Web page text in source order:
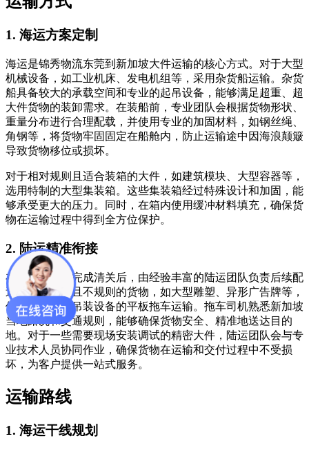
1. 海运方案定制
海运是锦秀物流东莞到新加坡大件运输的核心方式。对于大型
机械设备，如工业机床、发电机组等，采用杂货船运输。杂货
船具备较大的承载空间和专业的起吊设备，能够满足超重、超
大件货物的装卸需求。在装船前，专业团队会根据货物形状、
重量分布进行合理配载，并使用专业的加固材料，如钢丝绳、
角钢等，将货物牢固固定在船舱内，防止运输途中因海浪颠簸
导致货物移位或损坏。
对于相对规则且适合装箱的大件，如建筑模块、大型容器等，
选用特制的大型集装箱。这些集装箱经过特殊设计和加固，能
够承受更大的压力。同时，在箱内使用缓冲材料填充，确保货
物在运输过程中得到全方位保护。
2. 陆运精准衔接
在新加坡港口完成清关后，由经验丰富的陆运团队负责后续配
送。针对大型且不规则的货物，如大型雕塑、异形广告牌等，
使用配备专业吊装设备的平板拖车运输。拖车司机熟悉新加坡
当地路况和交通规则，能够确保货物安全、精准地送达目的
地。对于一些需要现场安装调试的精密大件，陆运团队会与专
业技术人员协同作业，确保货物在运输和交付过程中不受损
坏，为客户提供一站式服务。
运输路线
1. 海运干线规划